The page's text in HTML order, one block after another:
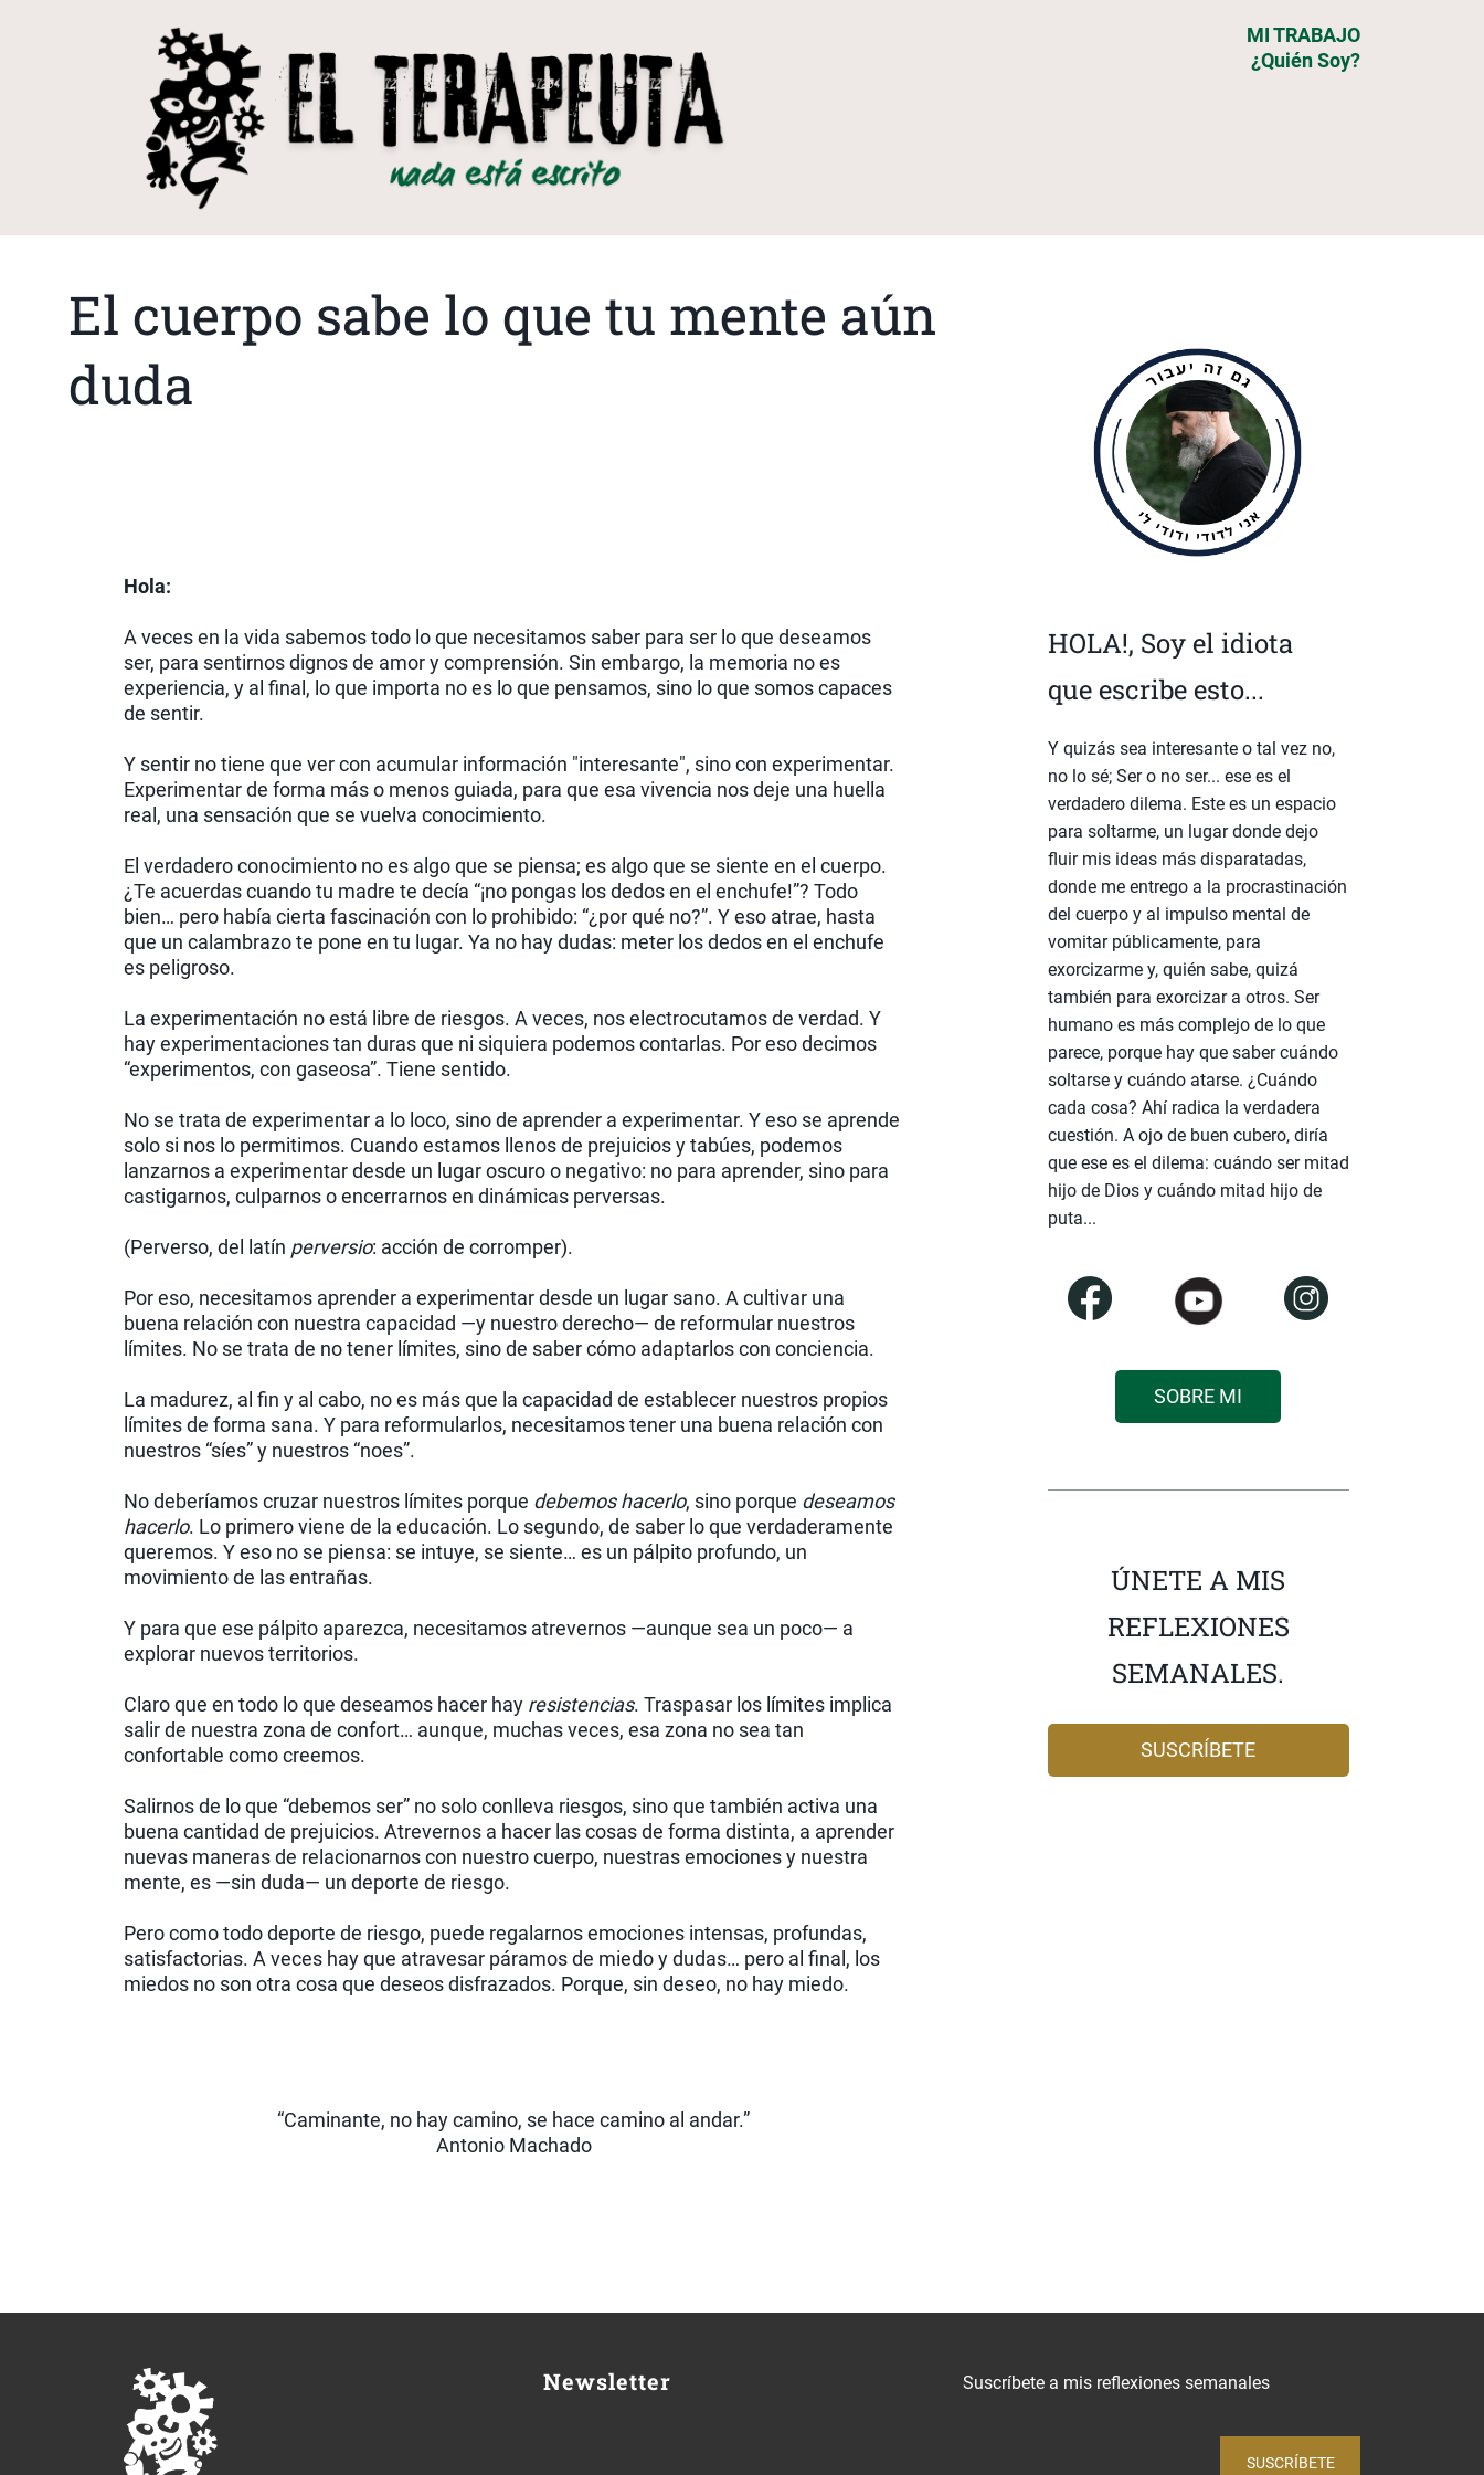
MI TRABAJO
¿Quién Soy?
El cuerpo sabe lo que tu mente aún
duda
Hola:
A veces en la vida sabemos todo lo que necesitamos saber para ser lo que deseamos
ser, para sentirnos dignos de amor y comprensión. Sin embargo, la memoria no es
experiencia, y al final, lo que importa no es lo que pensamos, sino lo que somos capaces
de sentir.
Y sentir no tiene que ver con acumular información "interesante", sino con experimentar.
Experimentar de forma más o menos guiada, para que esa vivencia nos deje una huella
real, una sensación que se vuelva conocimiento.
El verdadero conocimiento no es algo que se piensa; es algo que se siente en el cuerpo.
¿Te acuerdas cuando tu madre te decía “¡no pongas los dedos en el enchufe!”? Todo
bien… pero había cierta fascinación con lo prohibido: “¿por qué no?”. Y eso atrae, hasta
que un calambrazo te pone en tu lugar. Ya no hay dudas: meter los dedos en el enchufe
es peligroso.
La experimentación no está libre de riesgos. A veces, nos electrocutamos de verdad. Y
hay experimentaciones tan duras que ni siquiera podemos contarlas. Por eso decimos
“experimentos, con gaseosa”. Tiene sentido.
No se trata de experimentar a lo loco, sino de aprender a experimentar. Y eso se aprende
solo si nos lo permitimos. Cuando estamos llenos de prejuicios y tabúes, podemos
lanzarnos a experimentar desde un lugar oscuro o negativo: no para aprender, sino para
castigarnos, culparnos o encerrarnos en dinámicas perversas.
(Perverso, del latín perversio: acción de corromper).
Por eso, necesitamos aprender a experimentar desde un lugar sano. A cultivar una
buena relación con nuestra capacidad —y nuestro derecho— de reformular nuestros
límites. No se trata de no tener límites, sino de saber cómo adaptarlos con conciencia.
La madurez, al fin y al cabo, no es más que la capacidad de establecer nuestros propios
límites de forma sana. Y para reformularlos, necesitamos tener una buena relación con
nuestros “síes” y nuestros “noes”.
No deberíamos cruzar nuestros límites porque debemos hacerlo, sino porque deseamos
hacerlo. Lo primero viene de la educación. Lo segundo, de saber lo que verdaderamente
queremos. Y eso no se piensa: se intuye, se siente… es un pálpito profundo, un
movimiento de las entrañas.
Y para que ese pálpito aparezca, necesitamos atrevernos —aunque sea un poco— a
explorar nuevos territorios.
Claro que en todo lo que deseamos hacer hay resistencias. Traspasar los límites implica
salir de nuestra zona de confort… aunque, muchas veces, esa zona no sea tan
confortable como creemos.
Salirnos de lo que “debemos ser” no solo conlleva riesgos, sino que también activa una
buena cantidad de prejuicios. Atrevernos a hacer las cosas de forma distinta, a aprender
nuevas maneras de relacionarnos con nuestro cuerpo, nuestras emociones y nuestra
mente, es —sin duda— un deporte de riesgo.
Pero como todo deporte de riesgo, puede regalarnos emociones intensas, profundas,
satisfactorias. A veces hay que atravesar páramos de miedo y dudas… pero al final, los
miedos no son otra cosa que deseos disfrazados. Porque, sin deseo, no hay miedo.
“Caminante, no hay camino, se hace camino al andar.”
Antonio Machado
HOLA!, Soy el idiota
que escribe esto...
Y quizás sea interesante o tal vez no,
no lo sé; Ser o no ser... ese es el
verdadero dilema. Este es un espacio
para soltarme, un lugar donde dejo
fluir mis ideas más disparatadas,
donde me entrego a la procrastinación
del cuerpo y al impulso mental de
vomitar públicamente, para
exorcizarme y, quién sabe, quizá
también para exorcizar a otros. Ser
humano es más complejo de lo que
parece, porque hay que saber cuándo
soltarse y cuándo atarse. ¿Cuándo
cada cosa? Ahí radica la verdadera
cuestión. A ojo de buen cubero, diría
que ese es el dilema: cuándo ser mitad
hijo de Dios y cuándo mitad hijo de
puta...
SOBRE MI
ÚNETE A MIS
REFLEXIONES
SEMANALES.
SUSCRÍBETE
Newsletter Suscríbete a mis reflexiones semanales
SUSCRÍBETE